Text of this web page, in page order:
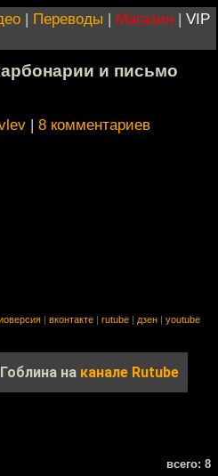
| Переводы | Магазин | VIP
и письмо
| 8 комментариев
вконтакте rutube дзен youtube
на канале Rutube
всего: 8